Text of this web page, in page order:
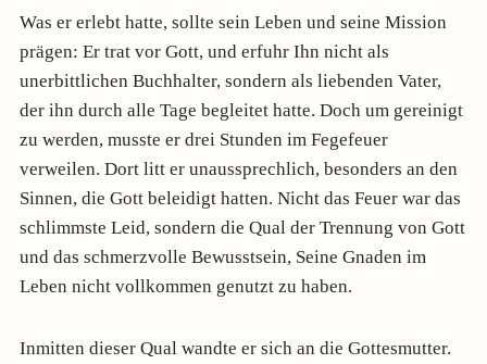
Was er erlebt hatte, sollte sein Leben und seine Mission
prägen: Er trat vor Gott, und erfuhr Ihn nicht als
unerbittlichen Buchhalter, sondern als liebenden Vater,
der ihn durch alle Tage begleitet hatte. Doch um gereinigt
zu werden, musste er drei Stunden im Fegefeuer
verweilen. Dort litt er unaussprechlich, besonders an den
Sinnen, die Gott beleidigt hatten. Nicht das Feuer war das
schlimmste Leid, sondern die Qual der Trennung von Gott
und das schmerzvolle Bewusstsein, Seine Gnaden im
Leben nicht vollkommen genutzt zu haben.
Inmitten dieser Qual wandte er sich an die Gottesmutter.